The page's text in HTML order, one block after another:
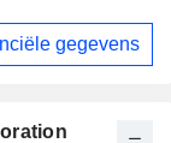
gegevens